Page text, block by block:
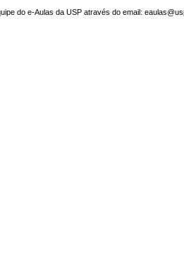
do e-Aulas da USP através do email: